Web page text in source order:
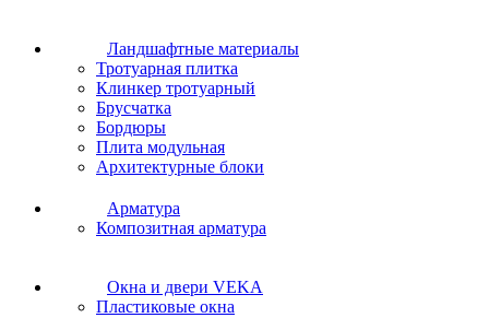
Ландшафтные материалы
Тротуарная плитка
Клинкер тротуарный
Брусчатка
Бордюры
Плита модульная
Архитектурные блоки
Арматура
Композитная арматура
Окна и двери VEKA
Пластиковые окна